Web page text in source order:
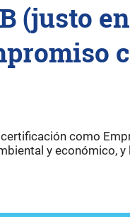
(justo
como
y económico, y